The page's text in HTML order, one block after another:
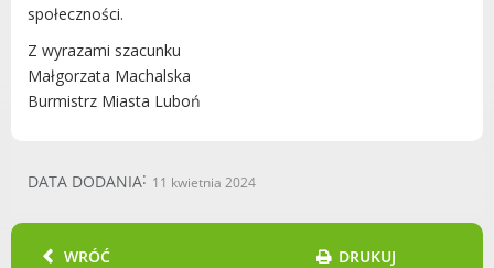
POZOSTAŁE
Poznańska Lokalna Organizacja
Turystyczna
społeczności.
Z wyrazami szacunku
Małgorzata Machalska
Burmistrz Miasta Luboń
DATA DODANIA 11 kwietnia 2024
WRÓĆ
DRUKUJ